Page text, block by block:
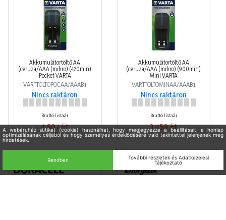
Akkumulátortöltő AA
(ceruza/AAA (mikro) (420min)
Pocket VARTA
VARTTOLTOPOCAA/AAAB1
Nincs raktáron
Bruttó listaár
4 807 Ft
/ db
Akkumulátortöltő AA
(ceruza/AAA (mikro) (900min)
Mini VARTA
VARTTOLTOMINAA/AAAB1
Nincs raktáron
Bruttó listaár
3 459 Ft
/ db